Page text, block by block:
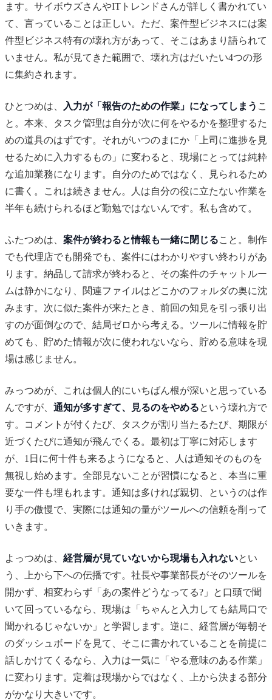
ます。サイボウズさんやITトレンドさんが詳しく書かれてい
て、言っていることは正しい。ただ、案件型ビジネスには案
件型ビジネス特有の壊れ方があって、そこはあまり語られて
いません。私が見てきた範囲で、壊れ方はだいたい4つの形
に集約されます。
ひとつめは、 入力が「報告のための作業」になってしまう こ
と。本来、タスク管理は自分が次に何をやるかを整理するた
めの道具のはずです。それがいつのまにか「上司に進捗を見
せるために入力するもの」に変わると、現場にとっては純粋
な追加業務になります。自分のためではなく、見られるため
に書く。これは続きません。人は自分の役に立たない作業を
半年も続けられるほど勤勉ではないんです。私も含めて。
ふたつめは、 案件が終わると情報も一緒に閉じること。制作
でも代理店でも開発でも、案件にはわかりやすい終わりがあ
ります。納品して請求が終わると、その案件のチャットルー
ムは静かになり、関連ファイルはどこかのフォルダの奥に沈
みます。次に似た案件が来たとき、前回の知見を引っ張り出
すのが面倒なので、結局ゼロから考える。ツールに情報を貯
めても、貯めた情報が次に使われないなら、貯める意味を現
場は感じません。
みっつめが、これは個人的にいちばん根が深いと思っている
んですが、 通知が多すぎて、見るのをやめるという壊れ方で
す。コメントが付くたび、タスクが割り当たるたび、期限が
近づくたびに通知が飛んでくる。最初は丁寧に対応します
が、1日に何十件も来るようになると、人は通知そのものを
無視し始めます。全部見ないことが習慣になると、本当に重
要な一件も埋もれます。通知は多ければ親切、というのは作
り手の傲慢で、実際には通知の量がツールへの信頼を削って
いきます。
よっつめは、 経営層が見ていないから現場も入れないとい
う、上から下への伝播です。社長や事業部長がそのツールを
開かず、相変わらず「あの案件どうなってる?」と口頭で聞
いて回っているなら、現場は「ちゃんと入力しても結局口で
聞かれるじゃないか」と学習します。逆に、経営層が毎朝そ
のダッシュボードを見て、そこに書かれていることを前提に
話しかけてくるなら、入力は一気に「やる意味のある作業」
に変わります。定着は現場からではなく、上から決まる部分
がかなり大きいです。